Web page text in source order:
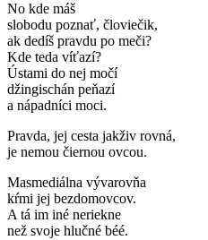
No kde máš
slobodu poznať, človiečik,
ak dedíš pravdu po meči?
Kde teda víťazí?
Ústami do nej močí
džingischán peňazí
a nápadníci moci.
Pravda, jej cesta jakživ rovná,
je nemou čiernou ovcou.
Masmediálna vývarovňa
kŕmi jej bezdomovcov.
A tá im iné neriekne
než svoje hlučné béé.